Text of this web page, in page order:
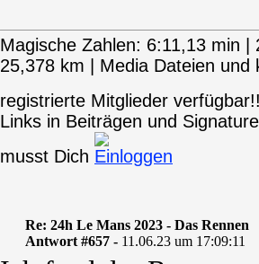
Magische Zahlen: 6:11,13 min
25,378 km | Media Dateien
registrierte Mitglieder
Links in Beiträgen und
musst Dich
Re: 24h Le Mans 2023 - Das Rennen
Antwort #657 - 11.06.23 um 17:09:11